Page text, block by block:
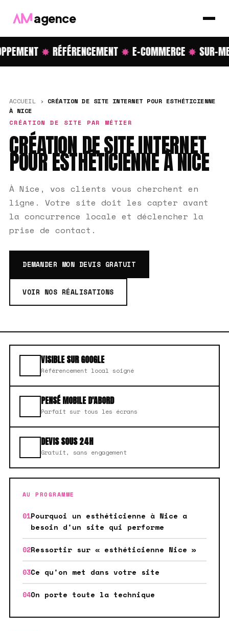
agence
✸RÉFÉRENCEMENT✸E-COMMERCE✸SUR-
ACCUEIL › CRÉATION DE SITE INTERNET POUR ESTHÉTICIENNE
À NICE
CRÉATION DE SITE PAR MÉTIER
CRÉATION DE SITE INTERNET
POUR ESTHÉTICIENNE À NICE
À Nice, vos clients vous cherchent en
ligne. Votre site doit les capter avant
la concurrence locale et déclencher la
prise de contact.
DEMANDER MON DEVIS GRATUIT
VOIR NOS RÉALISATIONS
VISIBLE SUR GOOGLE
Référencement local soigné
PENSÉ MOBILE D'ABORD
Parfait sur tous les écrans
DEVIS SOUS 24H
Gratuit, sans engagement
AU PROGRAMME
Pourquoi un esthéticienne à Nice a
besoin d'un site qui performe
Ressortir sur « esthéticienne Nice »
Ce qu'on met dans votre site
On porte toute la technique